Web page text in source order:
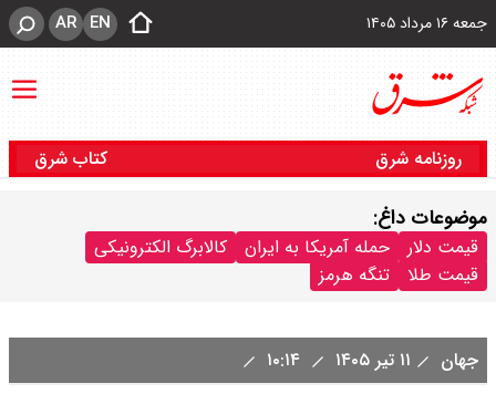
جمعه ۱۶ مرداد ۱۴۰۵ EN
AR
روزنامه شرق کتاب شرق
موضوعات داغ:
قیمت دلار حمله آمریکا به ایران
کالابرگ الکترونیکی
قیمت طلا
تنگه هرمز
جهان ۱۱ تیر ۱۴۰۵